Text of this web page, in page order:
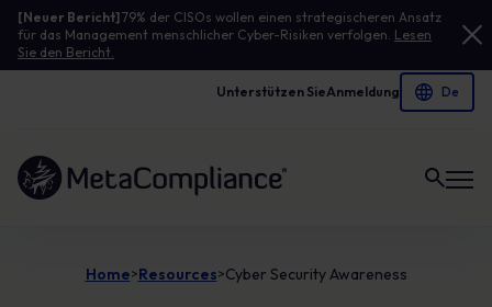
[Neuer Bericht]79% der CISOs wollen einen strategischeren Ansatz
für das Management menschlicher Cyber-Risiken verfolgen. Lesen
Sie den Bericht.
Unterstützen SieAnmeldung
Link zur Homepage
Home>Resources>Cyber Security Awareness